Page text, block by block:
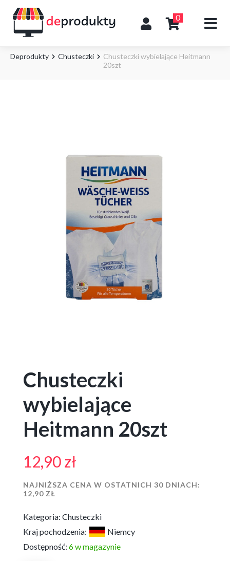
0
Deprodukty Chusteczki
Chusteczki wybielające Heitmann
20szt
Chusteczki
wybielające
Heitmann 20szt
12,90zł
NAJNIŻSZA CENA W OSTATNICH 30 DNIACH:
12,90 ZŁ
Kategoria: Chusteczki
Kraj pochodzenia:
Niemcy
Dostępność: 6 w magazynie